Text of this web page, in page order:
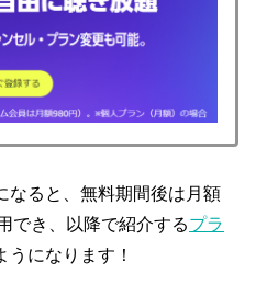
なると、無料期間後は月額
でき、以降で紹介するプラ
うになります！